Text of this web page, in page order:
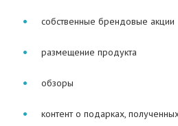
собственные брендовые акции
размещение продукта
обзоры
контент о подарках,